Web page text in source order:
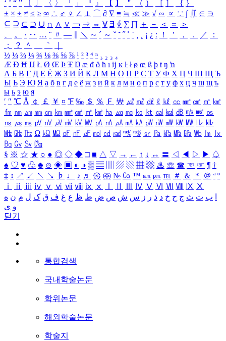
‘ ’ “ ” 〔 〕 〈 〉 「 」 『 』 【 】 ＂ （ ） ［ ］ ｛ ｝
± × ÷ ≠ ≤ ≥ ∞ ∴ ♂ ♀ ∠ ⊥ ⌒ ∂ ∇ ≡ ≒ ≪ ≫ √ ∽ ∝ ∵ ∫ ∬ ∈ ∋
⊆ ⊇ ⊂ ⊃ ∪ ∩ ∧ ∨ ￢ ⇒ ⇔ ∀ ∃ ∮ ∑ ∏ ＋ － ＜ ＝
＞
、
。 · ‥ … ¨ 〃 ― ＼ ∼ ´ ～ ˇ ˘ ˝ ˚ ˙ ¸ ¡ ¿ ː ！ ＇ ， ． ／
：
；
？ ＾ ｀
½ ⅓ ⅔ ¼ ¾ ⅛ ⅜ ⅝ ⅞ ¹ ² ³ ⁴ ⁿ ₁ ₂ ₃ ₄
Æ Ð Ħ Ĳ Ł Ø Œ Þ Ŧ Ŋ æ đ ð ħ ı ĳ ĸ ŀ ł ø œ ß þ ŧ ŋ ŉ
А Б В Г Д Е Ё Ж З И Й К Л М Н О П Р С Т У Ф Х Ц Ч Ш Щ Ъ
Ы Ь Э Ю Я а б в г д е ё ж з и й к л м н о п р с т у ф х ц ч ш щ ъ
ы ь э ю я
′ ″ ℃ Å ￠ ￡ ￥ ¤ ℉ ‰ ＄ ％ Ｆ ￦ ㎕ ㎖ ㎗ ℓ ㎘ ㏄ ㎣ ㎤ ㎥ ㎦
㎙ ㎚ ㎛ ㎜ ㎝ ㎞ ㎟ ㎠ ㎡ ㎢ ㏊ ㎍ ㎎ ㎏ ㏏ ㎈ ㎉ ㏈ ㎧ ㎨ ㎰
㎱ ㎲ ㎳ ㎴ ㎵ ㎶ ㎷ ㎸ ㎹ ㎀ ㎁ ㎂ ㎃ ㎄ ㎺ ㎻ ㎽ ㎾ ㎿ ㎐ ㎑
㎒ ㎓ ㎔ Ω ㏀ ㏁ ㎊ ㎋ ㎌ ㏖ ㏅ ㎭ ㎮ ㎯ ㏛ ㎩ ㎪ ㎫ ㎬ ㏝ ㏐
㏓
㏃ ㏉ ㏜ ㏆
§ ※ ☆ ★ ○ ● ◎ ◇ ◆ □ ■ △ ▽ → ← ↑ ↓ ↔ 〓 ◁ ◀ ▷ ▶ ♤
♠ ♡ ♥ ♧ ♣ ⊙ ◈ ▣ ◐ ◑ ▒ ▤ ▨ ▧ ▦ ▩ ♨ ☏ ☎ ☜ ☞ ¶ †
‡ ↕ ↗ ↙ ↖ ↘ ♭ ♩ ♪ ♬ ㉿ ㈜ № ㏇ ™ ㏂ ㏘ ℡ ＃ ＆ ＊ ＠ ª º
ⅰ
ⅱ ⅲ ⅳ ⅴ ⅵ ⅶ ⅷ ⅸ ⅹ Ⅳ Ⅴ Ⅵ Ⅶ Ⅷ Ⅸ Ⅹ
ب ت ث ج ح خ د ذ ر ز س ش ص ض ط ظ ع غ ف ق ک ل م ن ه
و ی
닫기
통합검색
국내학술논문
학위논문
해외학술논문
학술지